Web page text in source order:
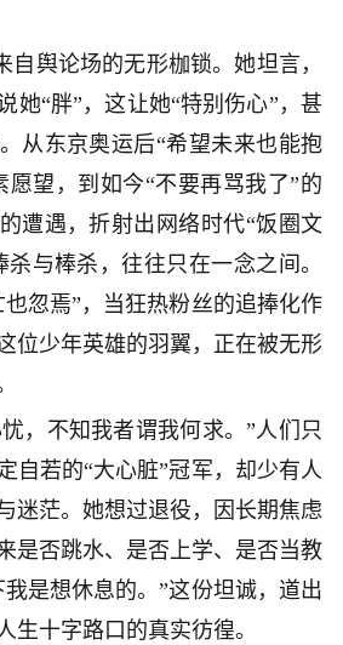
自舆论场的无形枷锁。她坦言，
她“胖”，这让她“特别伤心”，甚
从东京奥运后“希望未来也能抱
愿望，到如今“不要再骂我了”的
遭遇，折射出网络时代“饭圈文
与棒杀，往往只在一念之间。
忽焉”，当狂热粉丝的追捧化作
位少年英雄的羽翼，正在被无形
，不知我者谓我何求。”人们只
自若的“大心脏”冠军，却少有人
迷茫。她想过退役，因长期焦虑
是否跳水、是否上学、是否当教
是想休息的。”这份坦诚，道出
生十字路口的真实彷徨。